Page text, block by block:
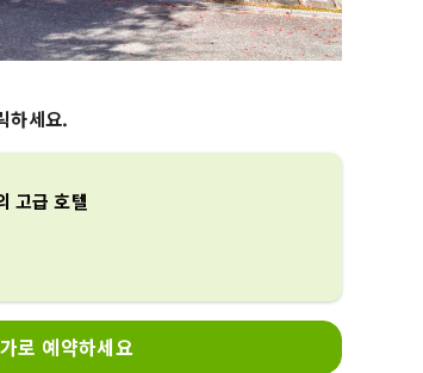
하세요.
고급 호텔
로 예약하세요